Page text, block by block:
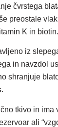
čvrstega
preostale
K in biotin.
iz
in navzdol
shranjuje
tkivo in ima
ali